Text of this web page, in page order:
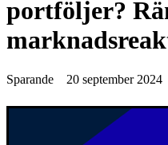
portföljer?
Sparande 20 september 2024